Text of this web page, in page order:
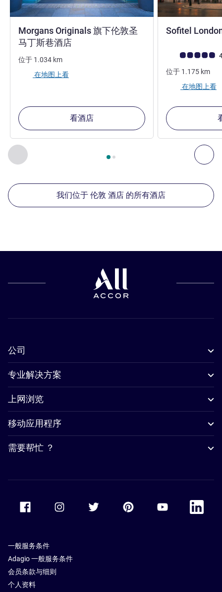
上一个 - 我们在附近的其他酒店 下
第 1页，共 , 我们在附近的其他酒店 1 :, 我们在附近的
Morgans Originals 旗下伦敦圣
马丁斯巷酒店
位于 1.034 km
在地图上看
看酒店
Sofitel
客户意见评级
位于 1.175 km
在地图上看
我们位于 伦敦 酒店 的所有酒店
公司
专业解决方案
上网浏览
移动应用程序
需要帮忙 ？
Accor Youtube
Accor
一般服务条件
Adagio 一般服务条件
会员条款与细则
个人资料